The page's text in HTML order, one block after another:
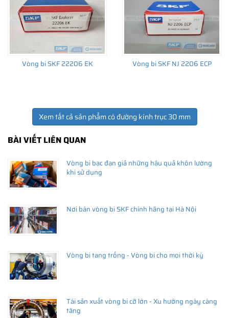
Vòng bi SKF 22206 EK Vòng bi SKF NJ 2206 ECP
Xem tất cả sản phẩm có đường kính trục 30 mm
BÀI VIẾT LIÊN QUAN
Vòng bi bạc đạn giả những hậu quả khôn lường
khi sử dụng
Nơi bán vòng bi SKF chính hãng tại Hà Nội
Vòng bi tang trống - Vòng bi cho mọi thời kỳ
Tái sản xuất vòng bi cỡ lớn - Xu hướng ngày càng
tăng